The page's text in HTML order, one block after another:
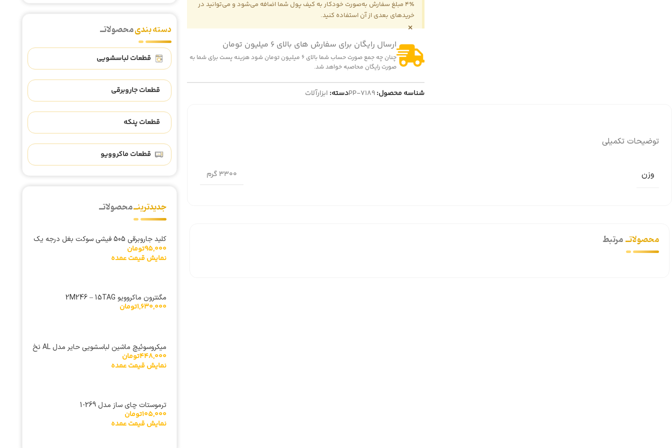
4٪ مبلغ سفارش به‌صورت خودکار به کیف پول شما اضافه می‌شود و می‌توانید در
خریدهای بعدی از آن استفاده کنید.
×
ارسال رایگان برای سفارش های بالای 6 میلیون تومان
چنان چه جمع صورت حساب شما بالای 6 میلیون تومان شود هزینه پست برای شما به
صورت رایگان محاصبه خواهد شد.
شناسه محصول:PP-7189دسته: ابزارآلات
توضیحات تکمیلی
وزن 3300 گرم
محصولاتــمرتبط
دسته بندیمحصولاتــ
قطعات لباسشویی
قطعات جاروبرقی
قطعات پنکه
قطعات ماکروویو
جدیدترینــمحصولاتــ
کلید جاروبرقی 505 فیشی سوکت بغل درجه یک
خارجی
95,000تومان
نمایش قیمت عمده
مگنترون ماکروویو 2M246 – 15TAG
1,630,000تومان
میکروسوئیچ ماشین لباسشویی حایر مدل AL نخ
دار
448,000تومان
نمایش قیمت عمده
ترموستات چای ساز مدل 269-1
105,000تومان
نمایش قیمت عمده